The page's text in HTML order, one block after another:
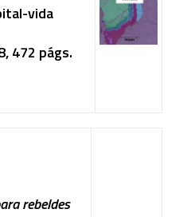
vida
472 págs.
rebeldes